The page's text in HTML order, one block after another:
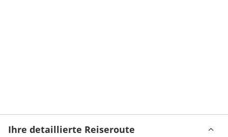
Ihre detaillierte Reiseroute